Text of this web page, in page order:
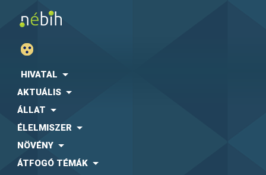
HIVATAL
AKTUÁLIS
ÁLLAT
ÉLELMISZER
NÖVÉNY
ÁTFOGÓ TÉMÁK